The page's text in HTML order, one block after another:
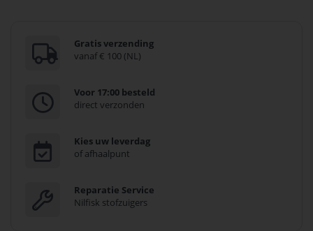
Gratis verzending
vanaf € 100 (NL)
Voor 17:00 besteld
direct verzonden
Kies uw leverdag
of afhaalpunt
Reparatie Service
Nilfisk stofzuigers